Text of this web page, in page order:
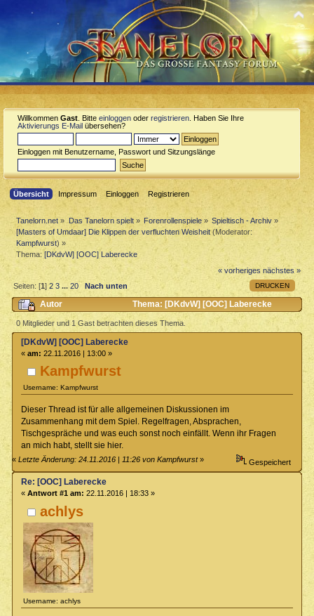
Willkommen Gast . Bitte einloggen oder registrieren . Haben Sie Ihre
Aktivierungs E-Mail übersehen?
Einloggen mit Benutzername, Passwort und Sitzungslänge
Übersicht Impressum Einloggen Registrieren
Tanelorn.net » Das Tanelorn spielt» Forenrollenspiele» Spieltisch - Archiv »
[Masters of Umdaar] Die Klippen der verfluchten Weisheit(Moderator:
Kampfwurst) »
Thema:[DKdvW] [OOC] Laberecke
« vorheriges nächstes »
DRUCKEN
Seiten: [1]2 3 ...20 Nach unten
Autor
Thema: [DKdvW] [OOC] Laberecke
(Gelesen 59976 mal)
0 Mitglieder und 1 Gast betrachten dieses Thema.
Kampfwurst
Username: Kampfwurst
[DKdvW] [OOC] Laberecke
« am: 22.11.2016 | 13:00 »
Dieser Thread ist für alle allgemeinen Diskussionen im
Zusammenhang mit dem Spiel. Regelfragen, Absprachen,
Tischgespräche und was euch sonst noch einfällt. Wenn ihr Fragen
an mich habt, stellt sie hier.
«Letzte Änderung: 24.11.2016 | 11:26 von Kampfwurst» Gespeichert
achlys
Username: achlys
Re: [OOC] Laberecke
« Antwort #1 am: 22.11.2016 | 18:33 »